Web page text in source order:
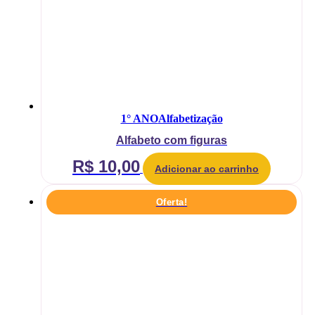
1° ANOAlfabetização
Alfabeto com figuras
R$ 10,00 Adicionar ao carrinho
Oferta!